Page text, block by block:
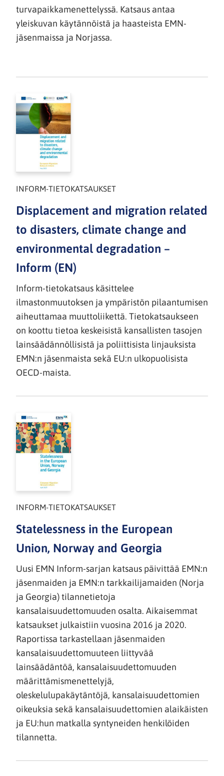
turvapaikkamenettelyssä. Katsaus antaa
yleiskuvan käytännöistä ja haasteista EMN-
jäsenmaissa ja Norjassa.
INFORM-TIETOKATSAUKSET
Displacement and migration related
to disasters, climate change and
environmental degradation –
Inform (EN)
Inform-tietokatsaus käsittelee
ilmastonmuutoksen ja ympäristön pilaantumisen
aiheuttamaa muuttoliikettä. Tietokatsaukseen
on koottu tietoa keskeisistä kansallisten tasojen
lainsäädännöllisistä ja poliittisista linjauksista
EMN:n jäsenmaista sekä EU:n ulkopuolisista
OECD-maista.
INFORM-TIETOKATSAUKSET
Statelessness in the European
Union, Norway and Georgia
Uusi EMN Inform-sarjan katsaus päivittää EMN:n
jäsenmaiden ja EMN:n tarkkailijamaiden (Norja
ja Georgia) tilannetietoja
kansalaisuudettomuuden osalta. Aikaisemmat
katsaukset julkaistiin vuosina 2016 ja 2020.
Raportissa tarkastellaan jäsenmaiden
kansalaisuudettomuuteen liittyvää
lainsäädäntöä, kansalaisuudettomuuden
määrittämismenettelyjä,
oleskelulupakäytäntöjä, kansalaisuudettomien
oikeuksia sekä kansalaisuudettomien alaikäisten
ja EU:hun matkalla syntyneiden henkilöiden
tilannetta.